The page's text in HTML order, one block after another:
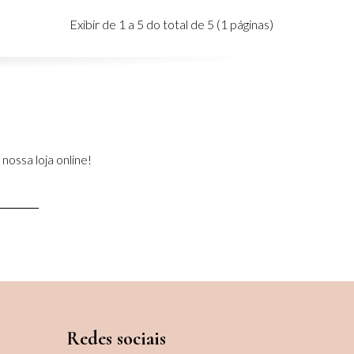
Exibir de 1 a 5 do total de 5 (1 páginas)
loja online!
Redes sociais